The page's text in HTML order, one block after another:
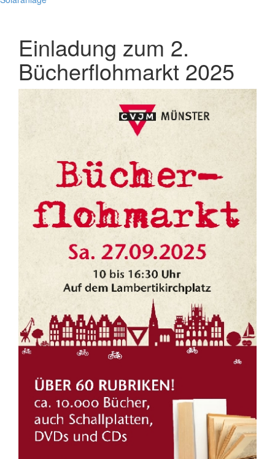
Einladung zum 2.
Bücherflohmarkt 2025